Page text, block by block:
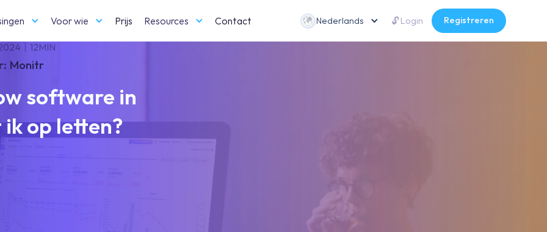
Voor wie Prijs Resources Contact Nederlands 🔓 Login Registreren
Monitr
12MIN
software in
op letten?